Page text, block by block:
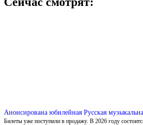
Анонсирована юбилейная Русская
Билеты уже поступили в продажу. В 2026 году